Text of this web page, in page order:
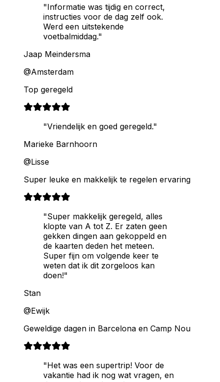
"Informatie was tijdig en correct,
instructies voor de dag zelf ook.
Werd een uitstekende
voetbalmiddag."
Jaap Meindersma
@Amsterdam
Top geregeld
"Vriendelijk en goed geregeld."
Marieke Barnhoorn
@Lisse
Super leuke en makkelijk te regelen ervaring
"Super makkelijk geregeld, alles
klopte van A tot Z. Er zaten geen
gekken dingen aan gekoppeld en
de kaarten deden het meteen.
Super fijn om volgende keer te
weten dat ik dit zorgeloos kan
doen!"
Stan
@Ewijk
Geweldige dagen in Barcelona en Camp Nou
"Het was een supertrip! Voor de
vakantie had ik nog wat vragen, en